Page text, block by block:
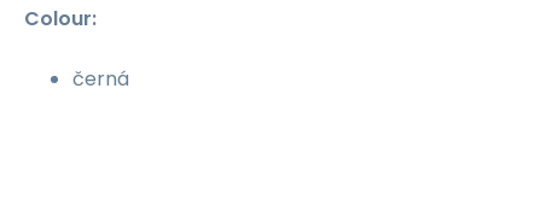
Colour:
černá